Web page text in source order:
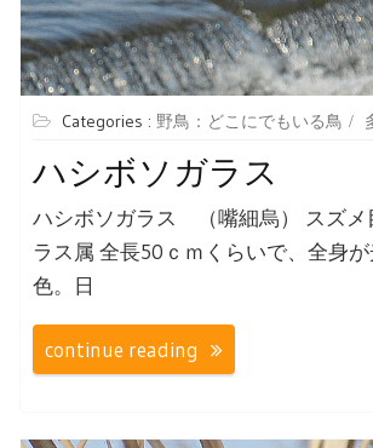
Categories : 野鳥：どこにでもいる鳥
ハシボソガラス
ハシボソガラス （嘴細烏） スズメ
ラス属 全長50ｃｍくらいで、全身
色。日
continue reading